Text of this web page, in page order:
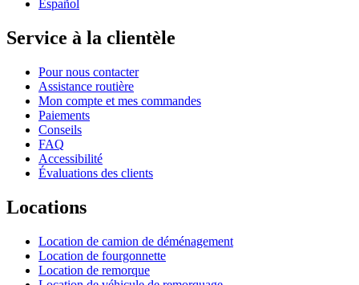
Español
Service à la clientèle
Pour nous contacter
Assistance routière
Mon compte et mes commandes
Paiements
Conseils
FAQ
Accessibilité
Évaluations des clients
Locations
Location de camion de déménagement
Location de fourgonnette
Location de remorque